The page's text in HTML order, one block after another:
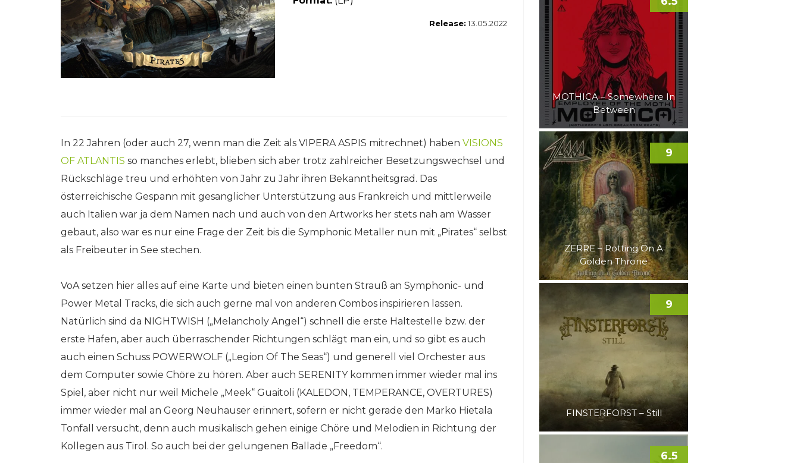
Release:13.05.2022
In 22 Jahren (oder auch 27, wenn man die Zeit als VIPERA ASPIS mitrechnet) haben VISIONS
OF ATLANTIS so manches erlebt, blieben sich aber trotz zahlreicher Besetzungswechsel und
Rückschläge treu und erhöhten von Jahr zu Jahr ihren Bekanntheitsgrad. Das
österreichische Gespann mit gesanglicher Unterstützung aus Frankreich und mittlerweile
auch Italien war ja dem Namen nach und auch von den Artworks her stets nah am Wasser
gebaut, also war es nur eine Frage der Zeit bis die Symphonic Metaller nun mit „Pirates“ selbst
als Freibeuter in See stechen.
VoA setzen hier alles auf eine Karte und bieten einen bunten Strauß an Symphonic- und
Power Metal Tracks, die sich auch gerne mal von anderen Combos inspirieren lassen.
Natürlich sind da NIGHTWISH („Melancholy Angel“) schnell die erste Haltestelle bzw. der
erste Hafen, aber auch überraschender Richtungen schlägt man ein, und so gibt es auch
auch einen Schuss POWERWOLF („Legion Of The Seas“) und generell viel Orchester aus
dem Computer sowie Chöre zu hören. Aber auch SERENITY kommen immer wieder mal ins
Spiel, aber nicht nur weil Michele „Meek“ Guaitoli (KALEDON, TEMPERANCE, OVERTURES)
immer wieder mal an Georg Neuhauser erinnert, sofern er nicht gerade den Marko Hietala
Tonfall versucht, denn auch musikalisch gehen einige Chöre und Melodien in Richtung der
Kollegen aus Tirol. So auch bei der gelungenen Ballade „Freedom“.
MOTHICA – Somewhere In
Between
ZERRE – Rotting On A
Golden Throne
9
FINSTERFORST – Still
9
6.5